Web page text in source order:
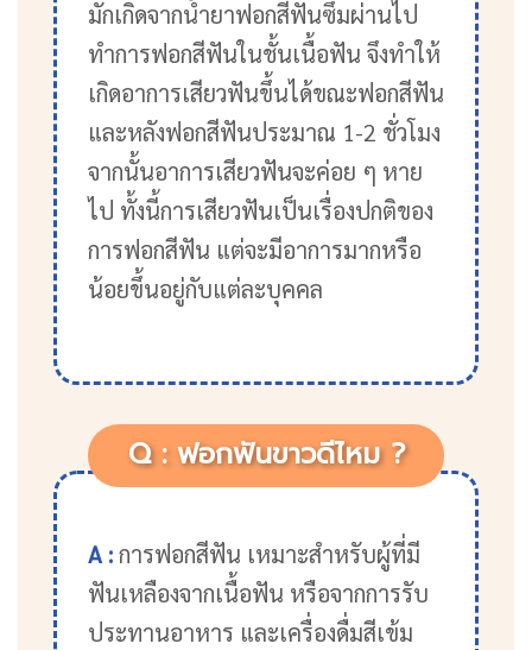
มักเกิดจากน้ำยาฟอกสีฟันซึมผ่านไป
ทำการฟอกสีฟันในชั้นเนื้อฟัน จึงทำให้
เกิดอาการเสียวฟันขึ้นได้ขณะฟอกสีฟัน
และหลังฟอกสีฟันประมาณ 1-2 ชั่วโมง
จากนั้นอาการเสียวฟันจะค่อย ๆ หาย
ไป ทั้งนี้การเสียวฟันเป็นเรื่องปกติของ
การฟอกสีฟัน แต่จะมีอาการมากหรือ
น้อยขึ้นอยู่กับแต่ละบุคคล
Q : ฟอกฟันขาวดีไหม ?
A :การฟอกสีฟัน เหมาะสำหรับผู้ที่มี
ฟันเหลืองจากเนื้อฟัน หรือจากการรับ
ประทานอาหาร และเครื่องดื่มสีเข้ม